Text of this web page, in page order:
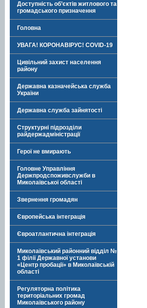
Доступність об’єктів житлового та
громадського призначення
Головна
УВАГА! КОРОНАВІРУС! COVID-19
Цивільний захист населення
району
Державна казначейська служба
України
Державна служба зайнятості
Структурні підрозділи
райдержадміністрації
Герої не вмирають
Головне Управління
Держпродспоживслужби в
Миколаївської області
Звернення громадян
Європейська інтеграція
Євроатлантична інтеграція
Миколаївський районний відділ №
1 філії Державної установи
«Центр пробації» в Миколаївській
області
Регуляторна політика
територіальних громад
Миколаївського району